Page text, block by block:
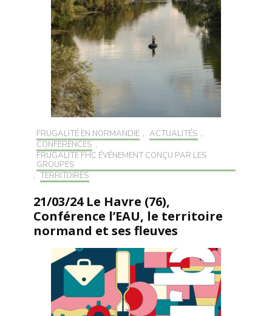
FRUGALITÉ EN NORMANDIE , ACTUALITÉS ,
CONFÉRENCES ,
FRUGALITÉ FHC ÉVÉNEMENT CONÇU PAR LES
GROUPES
, TERRITOIRES
21/03/24 Le Havre (76),
Conférence l’EAU, le territoire
normand et ses fleuves